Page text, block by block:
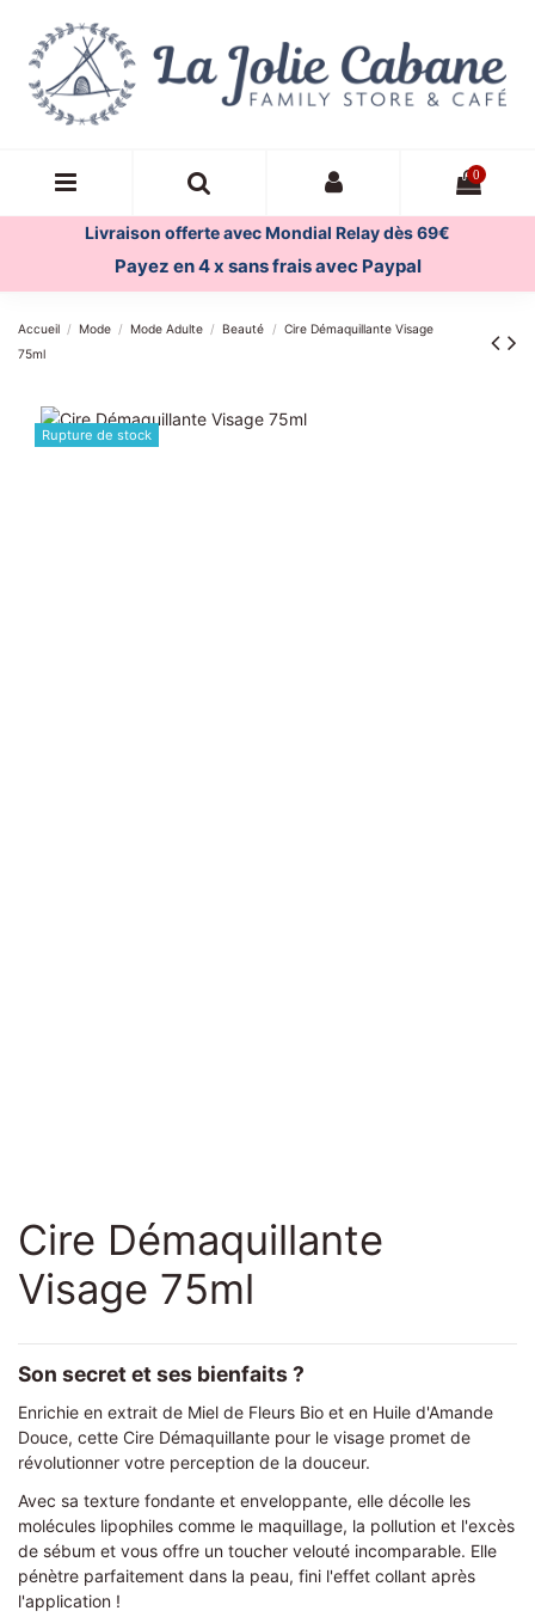
0
Livraison offerte avec Mondial Relay dès 69€
Payez en 4 x sans frais avec Paypal
Accueil Mode Mode Adulte Beauté
Cire Démaquillante Visage
75ml
Rupture de stock
Cire Démaquillante
Visage 75ml
Son secret et ses bienfaits ?
Enrichie en extrait de Miel de Fleurs Bio et en Huile d'Amande
Douce, cette Cire Démaquillante pour le visage promet de
révolutionner votre perception de la douceur.
Avec sa texture fondante et enveloppante, elle décolle les
molécules lipophiles comme le maquillage, la pollution et l'excès
de sébum et vous offre un toucher velouté incomparable. Elle
pénètre parfaitement dans la peau, fini l'effet collant après
l'application !